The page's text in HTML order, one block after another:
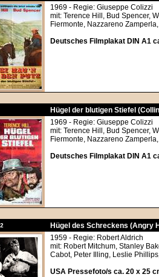
1969 - Regie: Giuseppe Colizzi
mit: Terence Hill, Bud Spencer,
Fiermonte, Nazzareno
Deutsches Filmplakat DIN A1
Hügel der blutigen Stiefel
1969 - Regie: Giuseppe Colizzi
mit: Terence Hill, Bud Spencer,
Fiermonte, Nazzareno
Deutsches Filmplakat DIN A1
Hügel des Schreckens (Angry
1959 - Regie: Robert Aldrich
mit: Robert Mitchum, Stanley
Cabot, Peter Illing, Leslie
USA Pressefoto/s ca. 20 x 25